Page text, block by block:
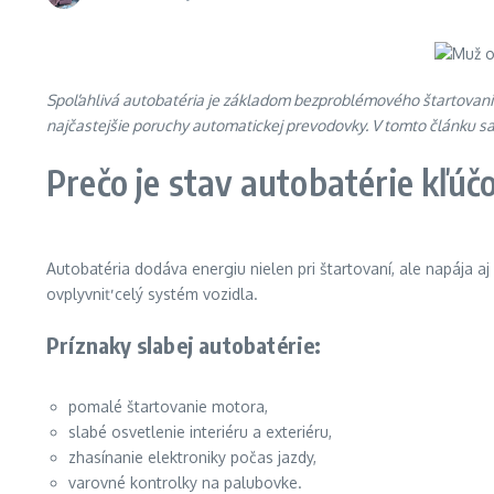
Spoľahlivá autobatéria je základom bezproblémového
najčastejšie poruchy automatickej prevodovky. V tomto článku
Prečo je stav autobatérie
Autobatéria dodáva energiu nielen pri štartovaní, ale napája
ovplyvniť celý systém vozidla.
Príznaky slabej autobatérie:
pomalé štartovanie motora,
slabé osvetlenie interiéru a exteriéru,
zhasínanie elektroniky počas jazdy,
varovné kontrolky na palubovke.